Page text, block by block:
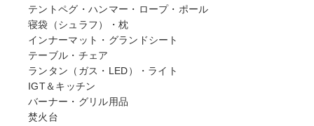
テントペグ・ハンマー・ロープ・ポール
寝袋（シュラフ）・枕
インナーマット・グランドシート
テーブル・チェア
ランタン（ガス・LED）・ライト
IGT＆キッチン
バーナー・グリル用品
焚火台